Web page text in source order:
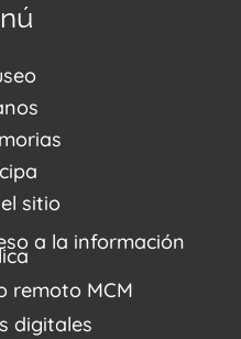
nosotros
espacios
Virtuales
Recursos
/ CASA / MEMORIA)
conflicto
memorias
sitio
a la información
remoto MCM
digitales